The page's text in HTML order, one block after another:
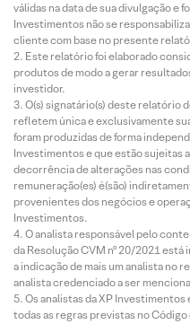
válidas na data de sua divulgação e
Investimentos não se
cliente com base no presente
Este relatório foi elaborado
produtos de modo a gerar
investidor.
O(s) signatário(s) deste relatório
refletem única e exclusivamente
foram produzidas de forma
Investimentos e que estão sujeitas
decorrência de alterações nas
remuneração(es) é(são)
provenientes dos negócios e
Investimentos.
O analista responsável pelo
da Resolução CVM nº 20/2021
a indicação de mais um analista no
analista credenciado a ser
Os analistas da XP
todas as regras previstas no